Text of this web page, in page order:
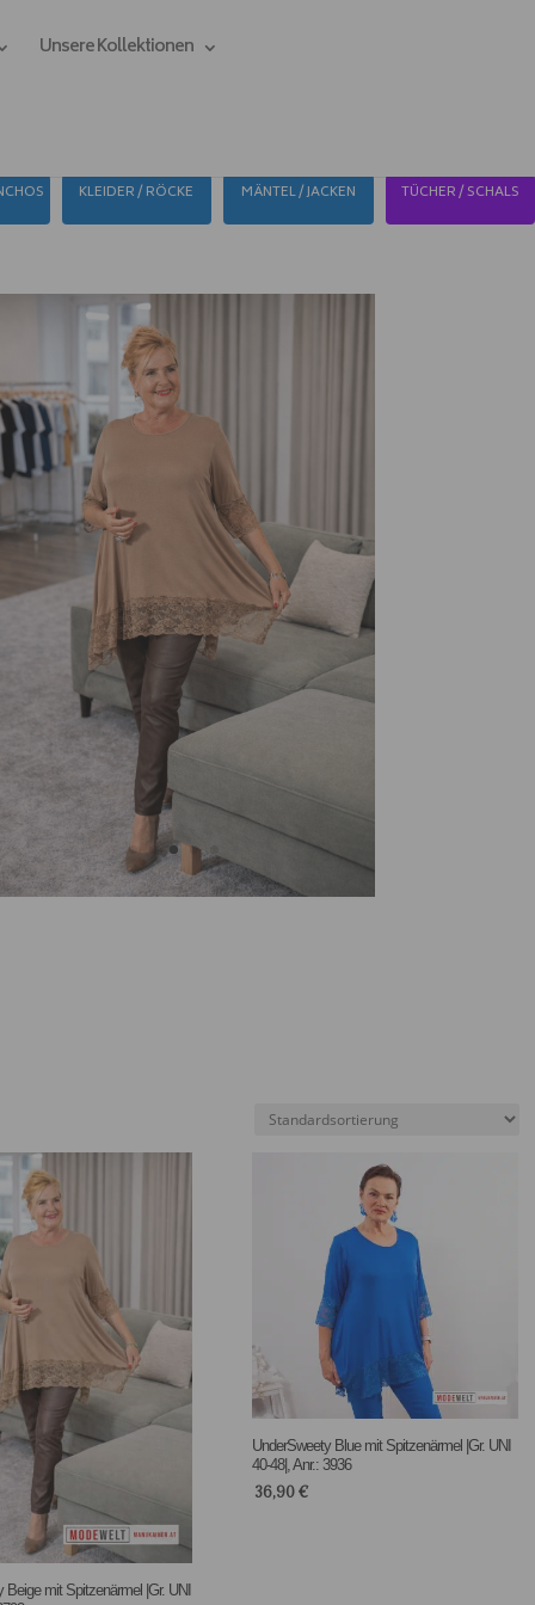
Unsere Kollektionen
KLEIDER / RÖCKE MÄNTEL / JACKEN TÜCHER / SCHALS
Beige mit Spitzenärmel |Gr. UNI
UnderSweety Blue mit Spitzenärmel |Gr. UNI
40-48|, Anr.: 3936
36,90€